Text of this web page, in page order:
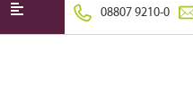
08807 9210-0
FOLGE UNS AUF: